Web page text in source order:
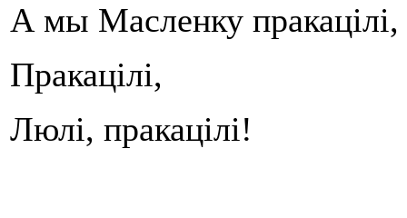
А мы Масленку пракацілі,
Пракацілі,
Люлі, пракацілі!